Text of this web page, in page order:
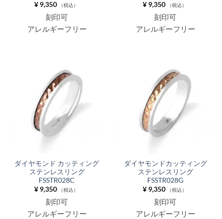
¥9,350 （税込）
刻印可
アレルギーフリー
¥9,350 （税込）
刻印可
アレルギーフリー
ダイヤモンド カッティング
ステンレスリング
FSSTR028C
¥9,350 （税込）
刻印可
アレルギーフリー
ダイヤモンドカッティング
ステンレスリング
FSSTR028G
¥9,350 （税込）
刻印可
アレルギーフリー